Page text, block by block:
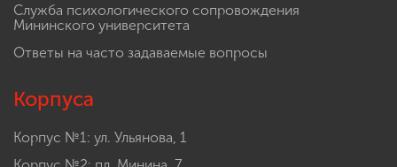
Служба психологического сопровождения
Мининского университета
Ответы на часто задаваемые вопросы
Корпуса
Корпус №1: ул. Ульянова, 1